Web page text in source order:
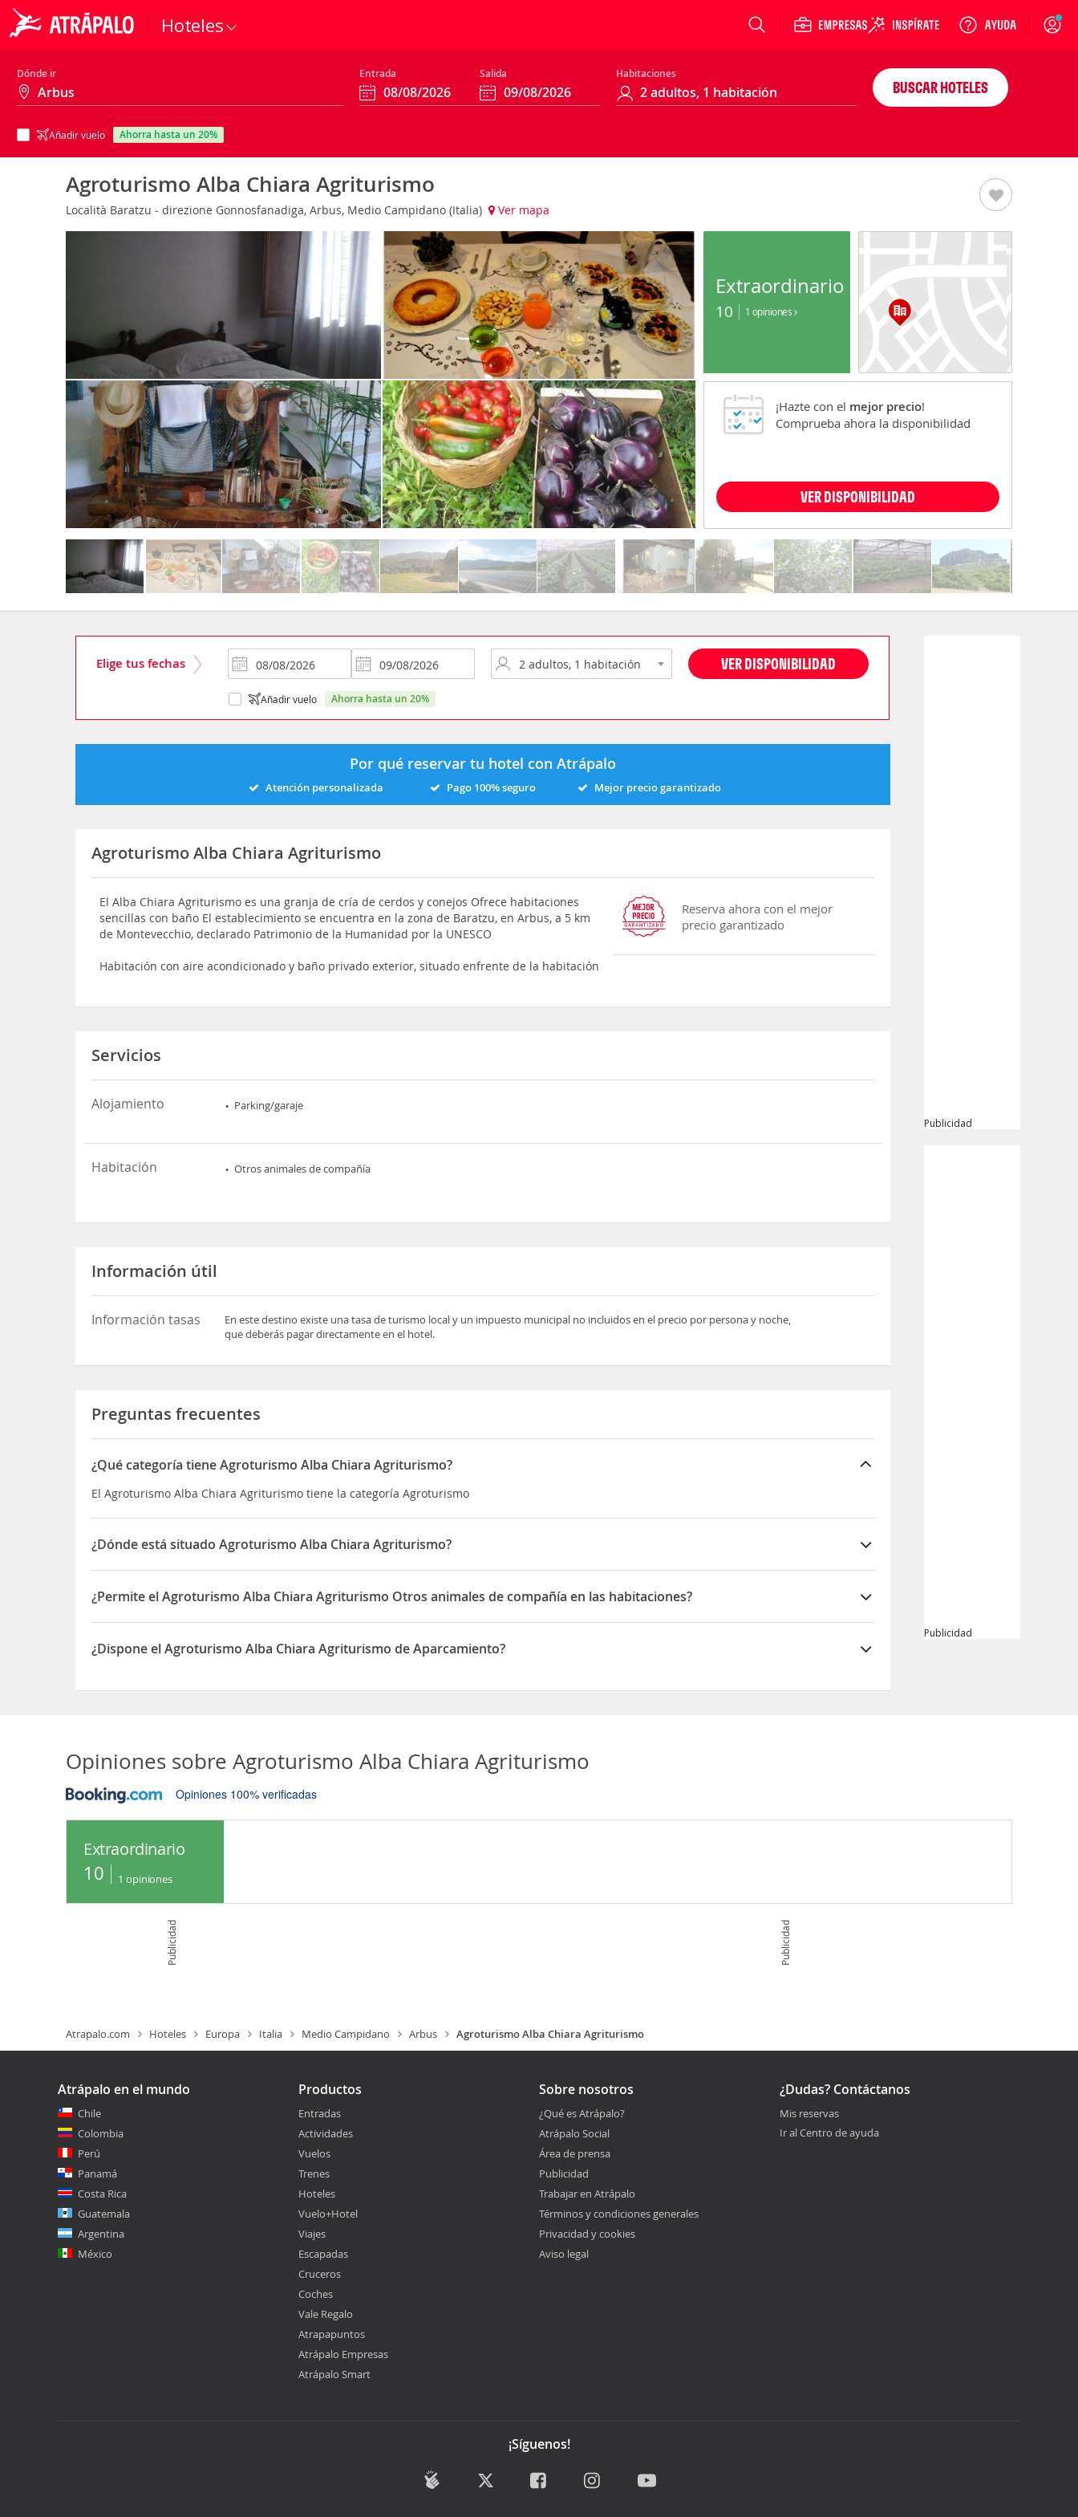
Hoteles Login
Dónde ir Entrada Salida Habitaciones
Añadir vuelo ahorra hasta un 20%
BUSCAR HOTELES
Agroturismo Alba Chiara Agriturismo
Località Baratzu - direzione Gonnosfanadiga, Arbus, Medio Campidano (Italia) Ver mapa
Extraordinario
10 1 opiniones
¡Hazte con el mejor precio!
Comprueba ahora la disponibilidad
VER DISPONIBILIDAD
Elige tus fechas VER DISPONIBILIDAD
Añadir vuelo ahorra hasta un 20%
Por qué reservar tu hotel con Atrápalo
Atención personalizada Pago 100% seguro Mejor precio garantizado
Agroturismo Alba Chiara Agriturismo
El Alba Chiara Agriturismo es una granja de cría de cerdos y conejos Ofrece habitaciones
sencillas con baño El establecimiento se encuentra en la zona de Baratzu, en Arbus, a 5 km
de Montevecchio, declarado Patrimonio de la Humanidad por la UNESCO
Habitación con aire acondicionado y baño privado exterior, situado enfrente de la habitación
Reserva ahora con el mejor
precio garantizado
Servicios
Alojamiento Parking/garaje
Habitación Otros animales de compañía
Información útil
Información tasas
En este destino existe una tasa de turismo local y un impuesto municipal no incluidos en el precio por persona y noche,
que deberás pagar directamente en el hotel.
Preguntas frecuentes
¿Qué categoría tiene Agroturismo Alba Chiara Agriturismo?
El Agroturismo Alba Chiara Agriturismo tiene la categoría Agroturismo
¿Dónde está situado Agroturismo Alba Chiara Agriturismo?
El Agroturismo Alba Chiara Agriturismo está situado en Località Baratzu - direzione Gonnosfanadiga
¿Permite el Agroturismo Alba Chiara Agriturismo Otros animales de compañía en las habitaciones?
Sí, el Agroturismo Alba Chiara Agriturismo permite Otros animales de compañía en las habitaciones
¿Dispone el Agroturismo Alba Chiara Agriturismo de Aparcamiento?
Publicidad
Publicidad
Opiniones sobre Agroturismo Alba Chiara Agriturismo
Opiniones 100% verificadas
Extraordinario
10 1 opiniones
Publicidad Publicidad
Atrapalo.com Hoteles Europa Italia Medio Campidano Arbus Agroturismo Alba Chiara Agriturismo
Atrápalo en el mundo
Chile
Colombia
Perú
Panamá
Costa Rica
Guatemala
Argentina
México
Productos
Entradas
Actividades
Vuelos
Trenes
Hoteles
Vuelo+Hotel
Viajes
Escapadas
Cruceros
Coches
Vale Regalo
Atrapapuntos
Atrápalo Empresas
Atrápalo Smart
Sobre nosotros
¿Qué es Atrápalo?
Atrápalo Social
Área de prensa
Publicidad
Trabajar en Atrápalo
Términos y condiciones generales
Privacidad y cookies
Aviso legal
¿Dudas? Contáctanos
Mis reservas
Ir al Centro de ayuda
¡Síguenos!